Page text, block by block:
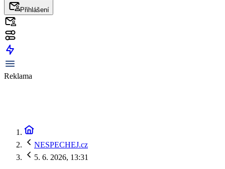
Přihlášení
Reklama
NESPECHEJ.cz
5. 6. 2026, 13:31